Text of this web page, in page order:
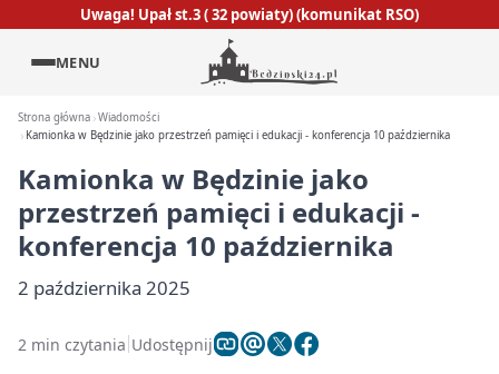
Uwaga! Upał st.3 ( 32 powiaty) (komunikat RSO)
MENU
Strona główna Wiadomości
Kamionka w Będzinie jako przestrzeń pamięci i edukacji - konferencja 10 października
Kamionka w Będzinie jako
przestrzeń pamięci i edukacji -
konferencja 10 października
2 października 2025
2 min czytania Udostępnij